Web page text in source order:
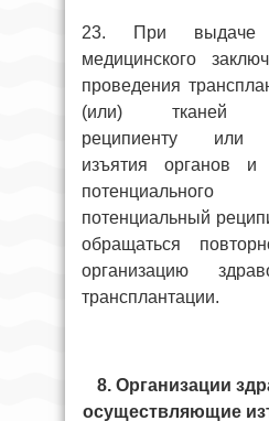
23. При выдаче
медицинского
проведения
(или) тканей
реципиенту или
изъятия органов
потенциальный
обращаться
организацию
трансплантации.
8. Организации
осуществляющие